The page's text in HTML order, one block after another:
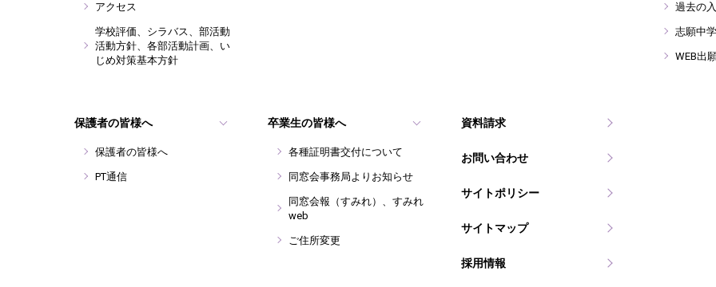
アクセス
学校評価、シラバス、部活動
活動方針、各部活動計画、い
じめ対策基本方針
過去の
志願中
WEB出
保護者の皆様へ
保護者の皆様へ
PT通信
卒業生の皆様へ
各種証明書交付について
同窓会事務局よりお知らせ
同窓会報（すみれ）、すみれ
web
ご住所変更
資料請求
お問い合わせ
サイトポリシー
サイトマップ
採用情報